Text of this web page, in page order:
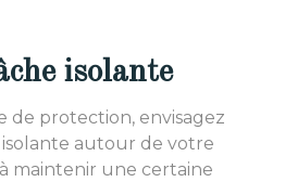
isolante
de protection, envisagez
autour de votre
maintenir une certaine